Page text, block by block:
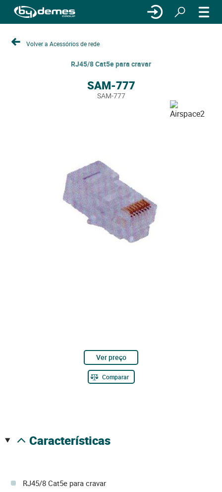
Volver a Acessórios de rede
RJ45/8 Cat5e para cravar
SAM-777
SAM-777
Ver preço
Comparar
características
RJ45/8 Cat5e para cravar